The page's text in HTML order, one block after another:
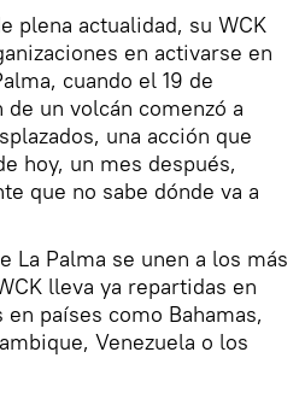
plena actualidad, su WCK
en activarse en
cuando el 19 de
un volcán comenzó a
una acción que
hoy, un mes después,
que no sabe dónde va a
La Palma se unen a los más
lleva ya repartidas en
países como Bahamas,
Venezuela o los